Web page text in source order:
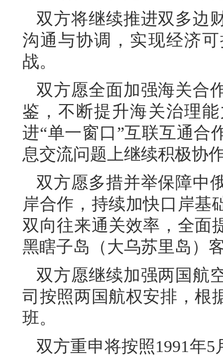
双方将继续推进双多边
沟通与协调，实现经济
战。
双方愿全面加强海关合
鉴，不断提升海关治理
进“单一窗口”互联互通合
息交流问题上继续积极协
双方愿多措并举保障中
岸合作，持续加快口岸基
双向往来通关效率，全面
黑瞎子岛（大乌苏里岛）
双方愿继续加强两国航
司按照两国航权安排，根
班。
双方重申将按照1991年